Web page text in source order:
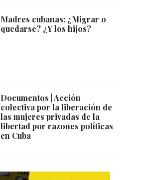
Madres cubanas: ¿Migrar o
quedarse? ¿Y los hijos?
Documentos | Acción
colectiva por la liberación de
las mujeres privadas de la
libertad por razones políticas
en Cuba